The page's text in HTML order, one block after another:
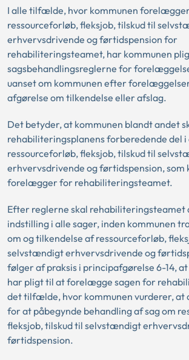
I alle tilfælde, hvor kommunen forelægger
ressourceforløb, fleksjob, tilskud til
erhvervsdrivende og førtidspension for
rehabiliteringsteamet, har kommunen
sagsbehandlingsreglerne for
uanset om kommunen efter
afgørelse om tilkendelse eller afslag.
Det betyder, at kommunen blandt andet
rehabiliteringsplanens forberedende del i
ressourceforløb, fleksjob, tilskud til
erhvervsdrivende og førtidspension, som
forelægger for rehabiliteringsteamet.
Efter reglerne skal rehabiliteringsteamet
indstilling i alle sager, inden kommunen
om og tilkendelse af ressourceforløb,
selvstændigt erhvervsdrivende og
følger af praksis i principafgørelse 6-14,
har pligt til at forelægge sagen for
det tilfælde, hvor kommunen vurderer, at
for at påbegynde behandling af sag om
fleksjob, tilskud til selvstændigt
førtidspension.